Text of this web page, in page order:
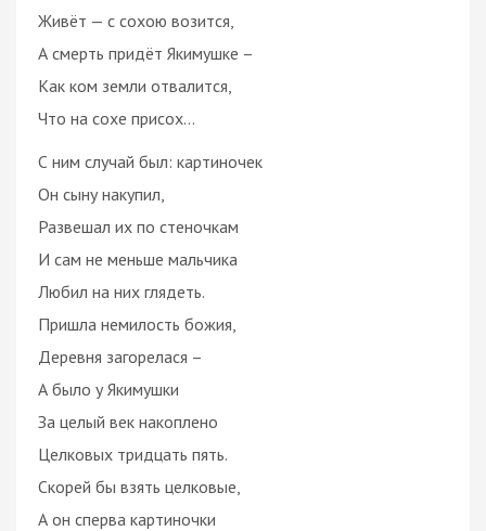
Живёт — с сохою возится,
А смерть придёт Якимушке –
Как ком земли отвалится,
Что на сохе присох…
С ним случай был: картиночек
Он сыну накупил,
Развешал их по стеночкам
И сам не меньше мальчика
Любил на них глядеть.
Пришла немилость божия,
Деревня загорелася –
А было у Якимушки
За целый век накоплено
Целковых тридцать пять.
Скорей бы взять целковые,
А он сперва картиночки